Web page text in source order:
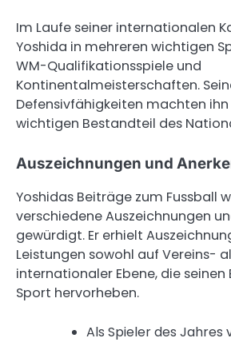
Im Laufe seiner internationalen
Yoshida in mehreren wichtigen
WM-Qualifikationsspiele und
Kontinentalmeisterschaften.
Defensivfähigkeiten machten ihn
wichtigen Bestandteil des
Auszeichnungen und
Yoshidas Beiträge zum Fussball
verschiedene Auszeichnungen
gewürdigt. Er erhielt
Leistungen sowohl auf Vereins-
internationaler Ebene, die seinen
Sport hervorheben.
Als Spieler des Jahres